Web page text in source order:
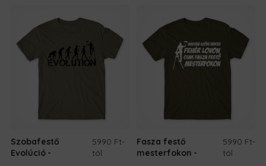
Szobafestő
Evolúció
5990 Ft-
tól
Fasza festő
mesterfokon
5990 Ft-
tól